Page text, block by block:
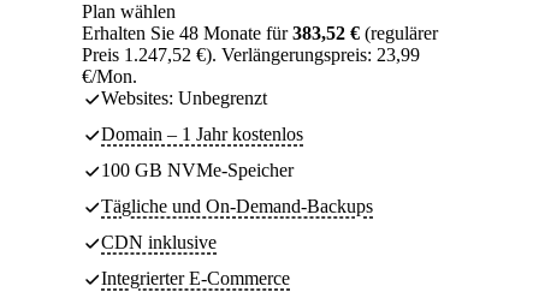
Plan wählen
Erhalten Sie 48 Monate für383,52 € (regulärer
Preis 1.247,52 €). Verlängerungspreis: 23,99
€/Mon.
Websites: Unbegrenzt
Domain – 1 Jahr kostenlos
100 GB NVMe-Speicher
Tägliche und On-Demand-Backups
CDN inklusive
Integrierter E-Commerce